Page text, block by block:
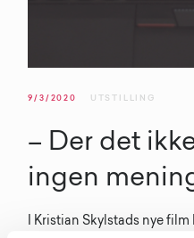
9/3/2020 UTSTILLING
– Der det
ingen
I Kristian Skylstads nye